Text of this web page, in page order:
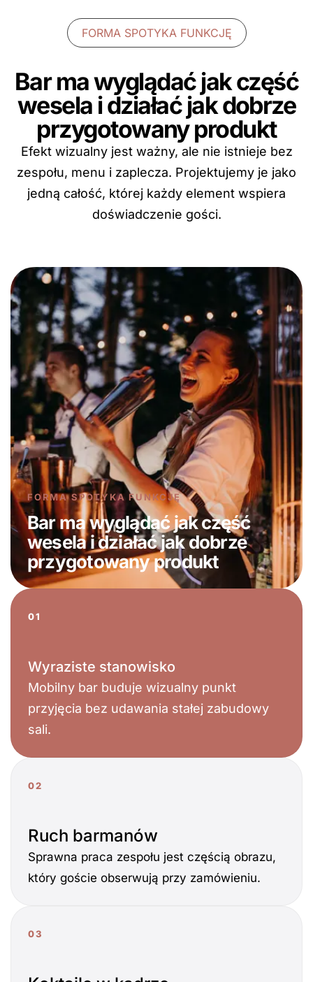
FORMA SPOTYKA FUNKCJĘ
Bar ma wyglądać jak część
wesela i działać jak dobrze
przygotowany produkt
Efekt wizualny jest ważny, ale nie istnieje bez
zespołu, menu i zaplecza. Projektujemy je jako
jedną całość, której każdy element wspiera
doświadczenie gości.
FORMA SPOTYKA FUNKCJĘ
Bar ma wyglądać jak część
wesela i działać jak dobrze
przygotowany produkt
01
Wyraziste stanowisko
Mobilny bar buduje wizualny punkt
przyjęcia bez udawania stałej zabudowy
sali.
02
Ruch barmanów
Sprawna praca zespołu jest częścią obrazu,
który goście obserwują przy zamówieniu.
03